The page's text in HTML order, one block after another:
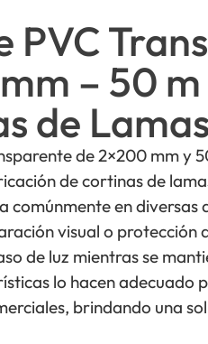
PVC
– 50
de Lamas
de 2×200 mm y
de cortinas de
comúnmente en diversas
visual o protección
de luz mientras se
lo hacen adecuado
brindando una